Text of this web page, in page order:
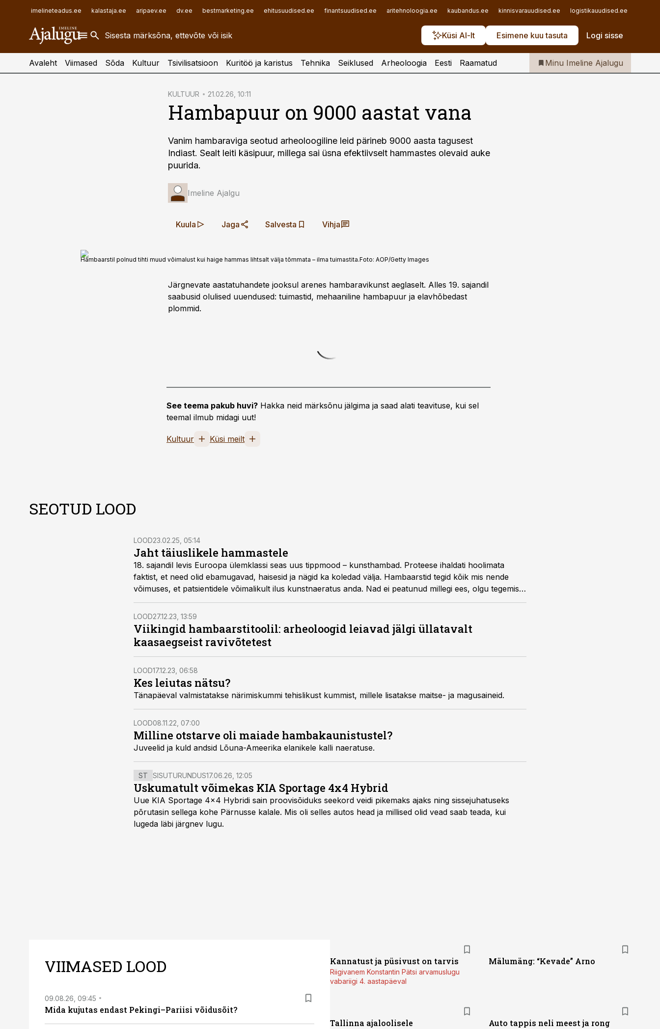
imelineteadus.ee kalastaja.ee aripaev.ee dv.ee bestmarketing.ee ehitusuudised.ee finantsuudised.ee aritehnoloogia.ee kaubandus.ee kinnisvarauudised.ee logistikauudised.ee
Küsi AI-lt Esimene kuu tasuta Logi sisse
finantsuudised.ee
aritehnoloogia.ee
toostusuudised.ee
Iseteenindus
Telli Imeline Ajalugu
Avaleht Viimased Sõda Kultuur Tsivilisatsioon Kuritöö ja karistus Tehnika Seiklused Arheoloogia Eesti Raamatud Minu Imeline Ajalugu
KULTUUR 21.02.26, 10:11
Hambapuur on 9000 aastat vana
Vanim hambaraviga seotud arheoloogiline leid pärineb 9000 aasta tagusest
Indiast. Sealt leiti käsipuur, millega sai üsna efektiivselt hammastes olevaid auke
puurida.
Imeline Ajalgu
Kuula Jaga Salvesta Vihja
Hambaarstil polnud tihti muud võimalust kui haige hammas lihtsalt välja tõmmata – ilma tuimastita.Foto: AOP/Getty Images
Järgnevate aastatuhandete jooksul arenes hambaravikunst aeglaselt. Alles 19. sajandil
saabusid olulised uuendused: tuimastid, mehaaniline hambapuur ja elavhõbedast
plommid.
See teema pakub huvi? Hakka neid märksõnu jälgima ja saad alati teavituse, kui sel
teemal ilmub midagi uut!
Kultuur Küsi meilt
SEOTUD LOOD
LOOD23.02.25, 05:14
Jaht täiuslikele hammastele
18. sajandil levis Euroopa ülemklassi seas uus tippmood – kunst­hambad. Proteese ihaldati hoolimata
faktist, et need olid ebamugavad, haisesid ja nägid ka koledad välja. Hambaarstid tegid kõik mis nende
võimuses, et patsientidele võimalikult ilus kunstnaeratus anda. Nad ei peatunud millegi ees, olgu tegemist
pettuse, laibavarguse või mõrvaga.
LOOD27.12.23, 13:59
Viikingid hambaarstitoolil: arheoloogid leiavad jälgi üllatavalt
kaasaegseist ravivõtetest
LOOD17.12.23, 06:58
Kes leiutas nätsu?
Tänapäeval valmistatakse närimiskummi tehislikust kummist, millele lisatakse maitse- ja magusaineid.
LOOD08.11.22, 07:00
Milline otstarve oli maiade hambakaunistustel?
Juveelid ja kuld andsid Lõuna-Ameerika elanikele kalli naeratuse.
ST SISUTURUNDUS17.06.26, 12:05
Uskumatult võimekas KIA Sportage 4x4 Hybrid
Uue KIA Sportage 4x4 Hybridi sain proovisõiduks seekord veidi pikemaks ajaks ning sissejuhatuseks
põrutasin sellega kohe Pärnusse kalale. Mis oli selles autos head ja millised olid vead saab teada, kui
lugeda läbi järgnev lugu.
VIIMASED LOOD
09.08.26, 09:45
Mida kujutas endast Pekingi–Pariisi võidusõit?
Kannatust ja püsivust on tarvis
Riigivanem Konstantin Pätsi arvamuslugu
vabariigi 4. aastapäeval
Mälumäng: “Kevade” Arno
Tallinna ajaloolisele
Auto tappis neli meest ja rong